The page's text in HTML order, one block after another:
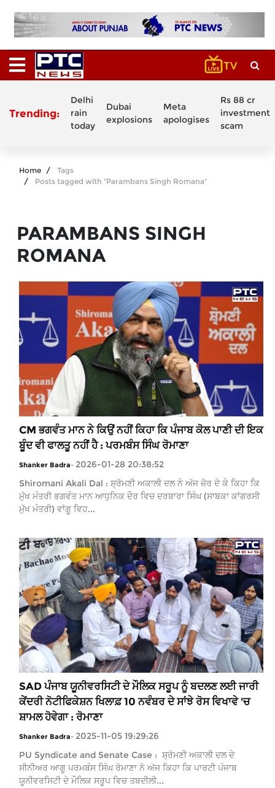
Trending:
Delhi
rain
today
Dubai
explosions
Meta
apologises
Rs 88 cr
investment
scam
Home
Tags
Posts tagged with "Parambans Singh Romana"
PARAMBANS SINGH
ROMANA
CM ਭਗਵੰਤ ਮਾਨ ਨੇ ਕਿਉਂ ਨਹੀਂ ਕਿਹਾ ਕਿ ਪੰਜਾਬ ਕੋਲ ਪਾਣੀ ਦੀ ਇਕ
ਬੂੰਦ ਵੀ ਫਾਲਤੂ ਨਹੀਂ ਹੈ : ਪਰਮਬੰਸ ਸਿੰਘ ਰੋਮਾਣਾ
Shanker Badra- 2026-01-28 20:38:52
Shiromani Akali Dal : ਸ਼੍ਰੋਮਣੀ ਅਕਾਲੀ ਦਲ ਨੇ ਅੱਜ ਜ਼ੋਰ ਦੇ ਕੇ ਕਿਹਾ ਕਿ
ਮੁੱਖ ਮੰਤਰੀ ਭਗਵੰਤ ਮਾਨ ਆਧੁਨਿਕ ਦੌਰ ਵਿਚ ਦਰਬਾਰਾ ਸਿੰਘ (ਸਾਬਕਾ ਕਾਂਗਰਸੀ
ਮੁੱਖ ਮੰਤਰੀ) ਵਾਂਗੂ ਵਿਹ...
SAD ਪੰਜਾਬ ਯੂਨੀਵਰਸਿਟੀ ਦੇ ਮੌਲਿਕ ਸਰੂਪ ਨੂੰ ਬਦਲਣ ਲਈ ਜਾਰੀ
ਕੇਂਦਰੀ ਨੋਟੀਫਿਕੇਸ਼ਨ ਖਿਲਾਫ਼ 10 ਨਵੰਬਰ ਦੇ ਸਾਂਝੇ ਰੋਸ ਵਿਖਾਵੇ 'ਚ
ਸ਼ਾਮਲ ਹੋਵੇਗਾ : ਰੋਮਾਣਾ
Shanker Badra- 2025-11-05 19:29:26
PU Syndicate and Senate Case : ਸ਼੍ਰੋਮਣੀ ਅਕਾਲੀ ਦਲ ਦੇ
ਸੀਨੀਅਰ ਆਗੂ ਪਰਮਬੰਸ ਸਿੰਘ ਰੋਮਾਣਾ ਨੇ ਅੱਜ ਕਿਹਾ ਕਿ ਪਾਰਟੀ ਪੰਜਾਬ
ਯੂਨੀਵਰਸਿਟੀ ਦੇ ਮੌਲਿਕ ਸਰੂਪ ਵਿਚ ਤਬਦੀਲੀ...